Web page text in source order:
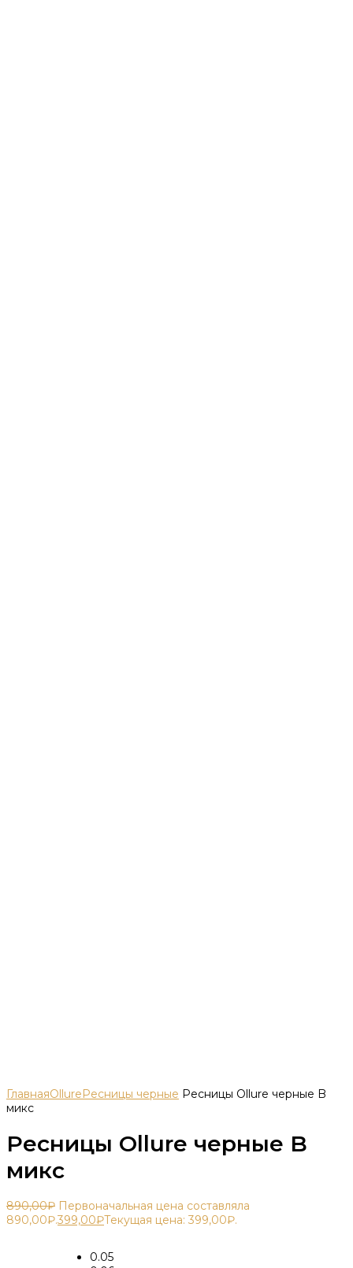
ГлавнаяOllureРесницы черные Ресницы Ollure черные B
микс
Ресницы Ollure черные B
микс
890,00₽ Первоначальная цена составляла
890,00₽.399,00₽Текущая цена: 399,00₽.
0.05